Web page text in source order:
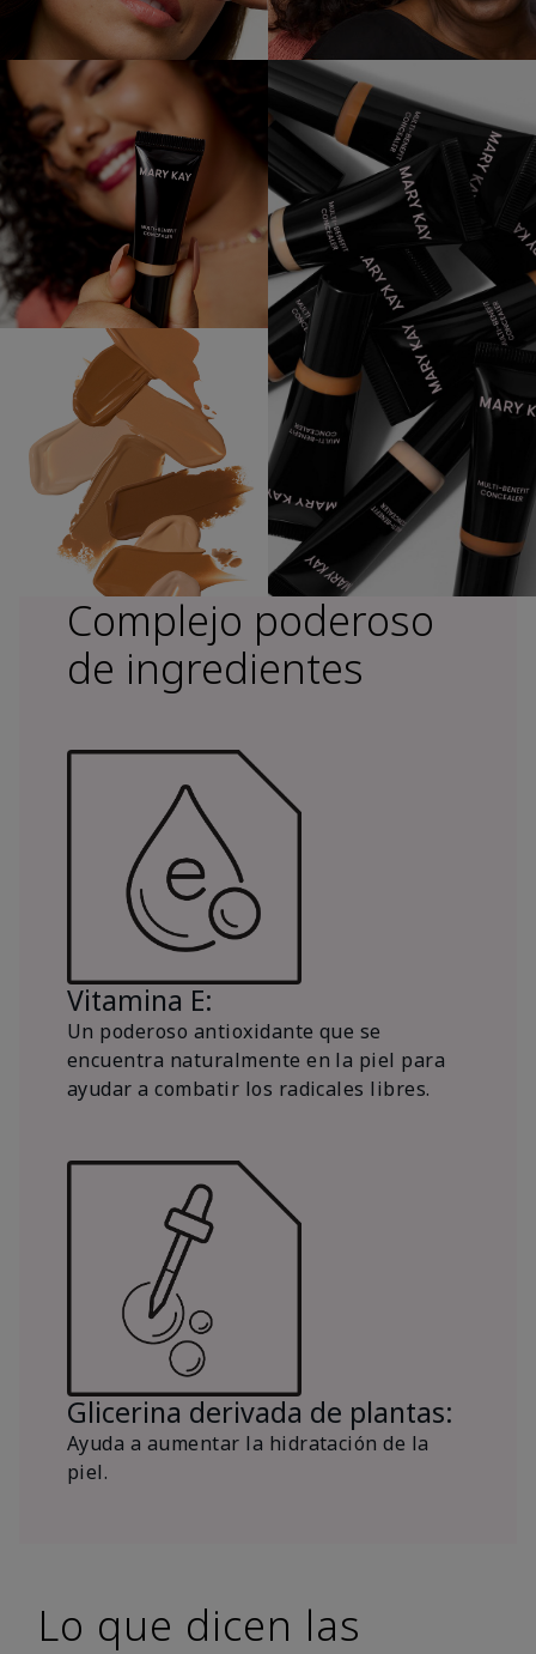
Complejo poderoso
de ingredientes
Vitamina E:
Un poderoso antioxidante que se
encuentra naturalmente en la piel para
ayudar a combatir los radicales libres.
Glicerina derivada de plantas:
Ayuda a aumentar la hidratación de la
piel.
Lo que dicen las